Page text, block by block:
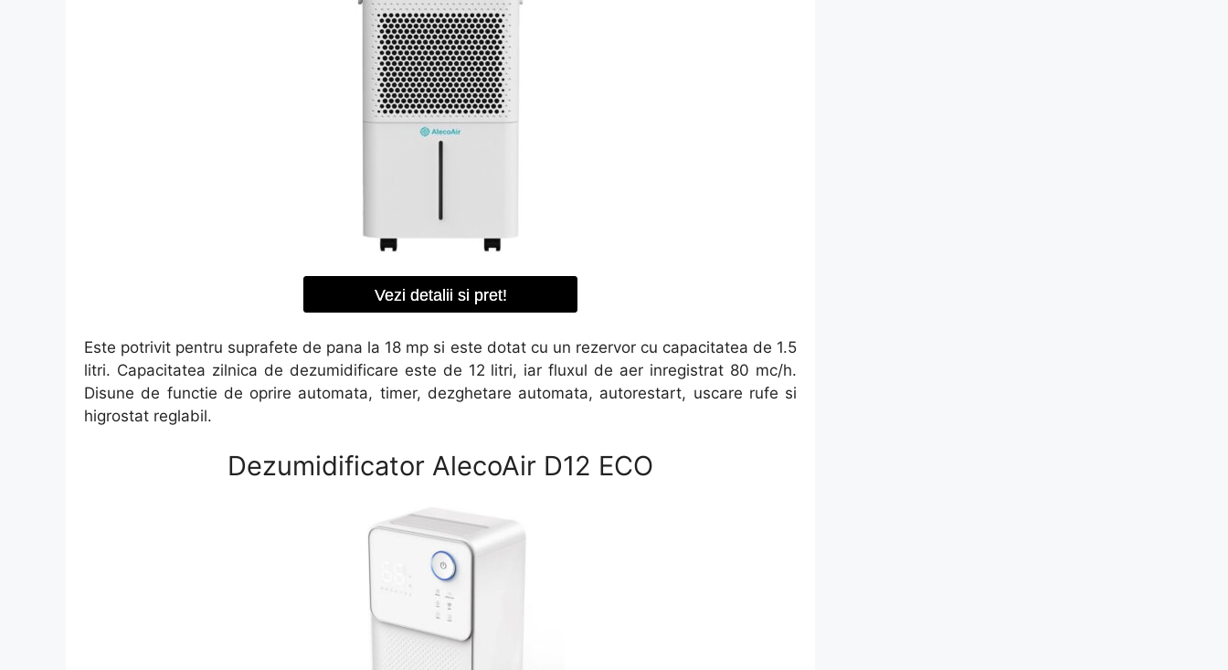
Vezi detalii si pret!
Este potrivit pentru suprafete de pana la 18 mp si este dotat cu un rezervor cu capacitatea de 1.5
litri. Capacitatea zilnica de dezumidificare este de 12 litri, iar fluxul de aer inregistrat 80 mc/h.
Disune de functie de oprire automata, timer, dezghetare automata, autorestart, uscare rufe si
higrostat reglabil.
Dezumidificator AlecoAir D12 ECO